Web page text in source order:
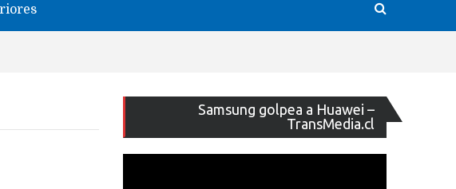
Samsung golpea a Huawei –
TransMedia.cl
de
vídeo